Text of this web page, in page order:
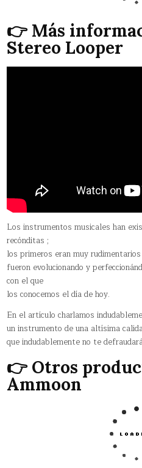
👉 Más
Stereo Looper
Los instrumentos musicales han
recónditas ;
los primeros eran muy
fueron evolucionando y
con el que
los conocemos el día de hoy.
En el artículo charlamos
un instrumento de una altísima
que indudablemente no te
👉 Otros
Ammoon